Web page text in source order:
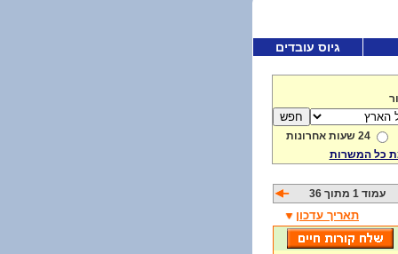
גיוס עובדים
24 שעות אחרונות
כל המשרות
עמוד 1 מתוך 36
תאריך עדכון